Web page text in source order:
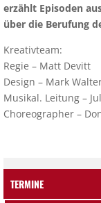
erzählt Episoden
über die Berufung
Kreativteam:
Regie – Matt Devitt
Design – Mark
Musikal. Leitung –
Choreographer –
TERMINE